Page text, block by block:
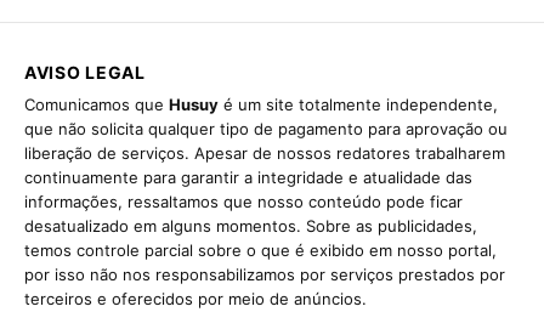
AVISO LEGAL
Comunicamos que Husuy é um site totalmente independente,
que não solicita qualquer tipo de pagamento para aprovação ou
liberação de serviços. Apesar de nossos redatores trabalharem
continuamente para garantir a integridade e atualidade das
informações, ressaltamos que nosso conteúdo pode ficar
desatualizado em alguns momentos. Sobre as publicidades,
temos controle parcial sobre o que é exibido em nosso portal,
por isso não nos responsabilizamos por serviços prestados por
terceiros e oferecidos por meio de anúncios.